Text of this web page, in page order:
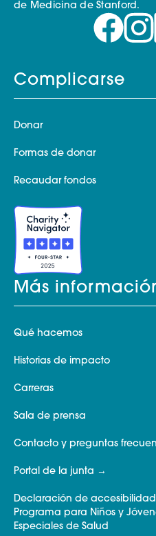
de Medicina de Stanford.
Complicarse
Donar
Formas de donar
Recaudar fondos
Más
Qué hacemos
Historias de impacto
Carreras
Sala de prensa
Contacto y preguntas
Portal de la junta
Declaración de accesibilidad
Programa para Niños y
Especiales de Salud